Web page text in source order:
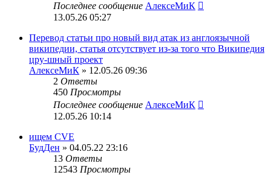
Последнее сообщение АлексеМиК
13.05.26 05:27
Перевод статьи про новый вид атак из англоязычной
википедии, статья отсутствует из-за того что Википедия
цру-шный проект
АлексеМиК » 12.05.26 09:36
2 Ответы
450 Просмотры
Последнее сообщение АлексеМиК
12.05.26 10:14
ищем CVE
БудДен » 04.05.22 23:16
13 Ответы
12543 Просмотры